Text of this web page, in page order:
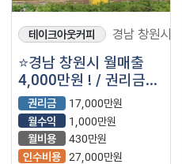
테이크아웃커피 경남 창원시
⭐️경남 창원시 월매출
4,000만원 ! / 권리금
1억대 / 고매출 ＂
메가커피＂⭐️
권리금
17,000만원
월수익
1,000만원
월비용
430만원
인수비용 27,000만원